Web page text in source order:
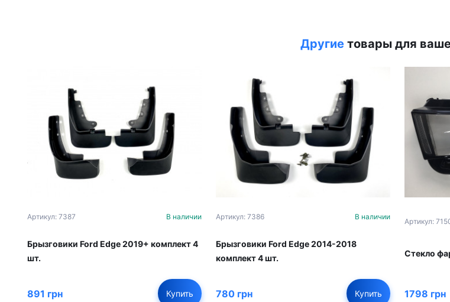
Другие товары для
Артикул: 7387 В наличии
Брызговики Ford Edge 2019+ комплект 4
шт.
891 грн Купить
Артикул: 7386 В наличии
Брызговики Ford Edge 2014-2018
комплект 4 шт.
780 грн Купить
Артикул:
Стекло
1798 грн